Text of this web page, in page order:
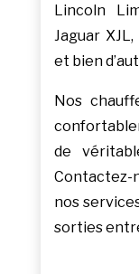
Lincoln
Jaguar
et bien
Nos
de
Contactez-
nos
sorties